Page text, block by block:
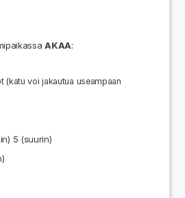
AKAA:
(katu voi jakautua useampaan
5 (suurin)